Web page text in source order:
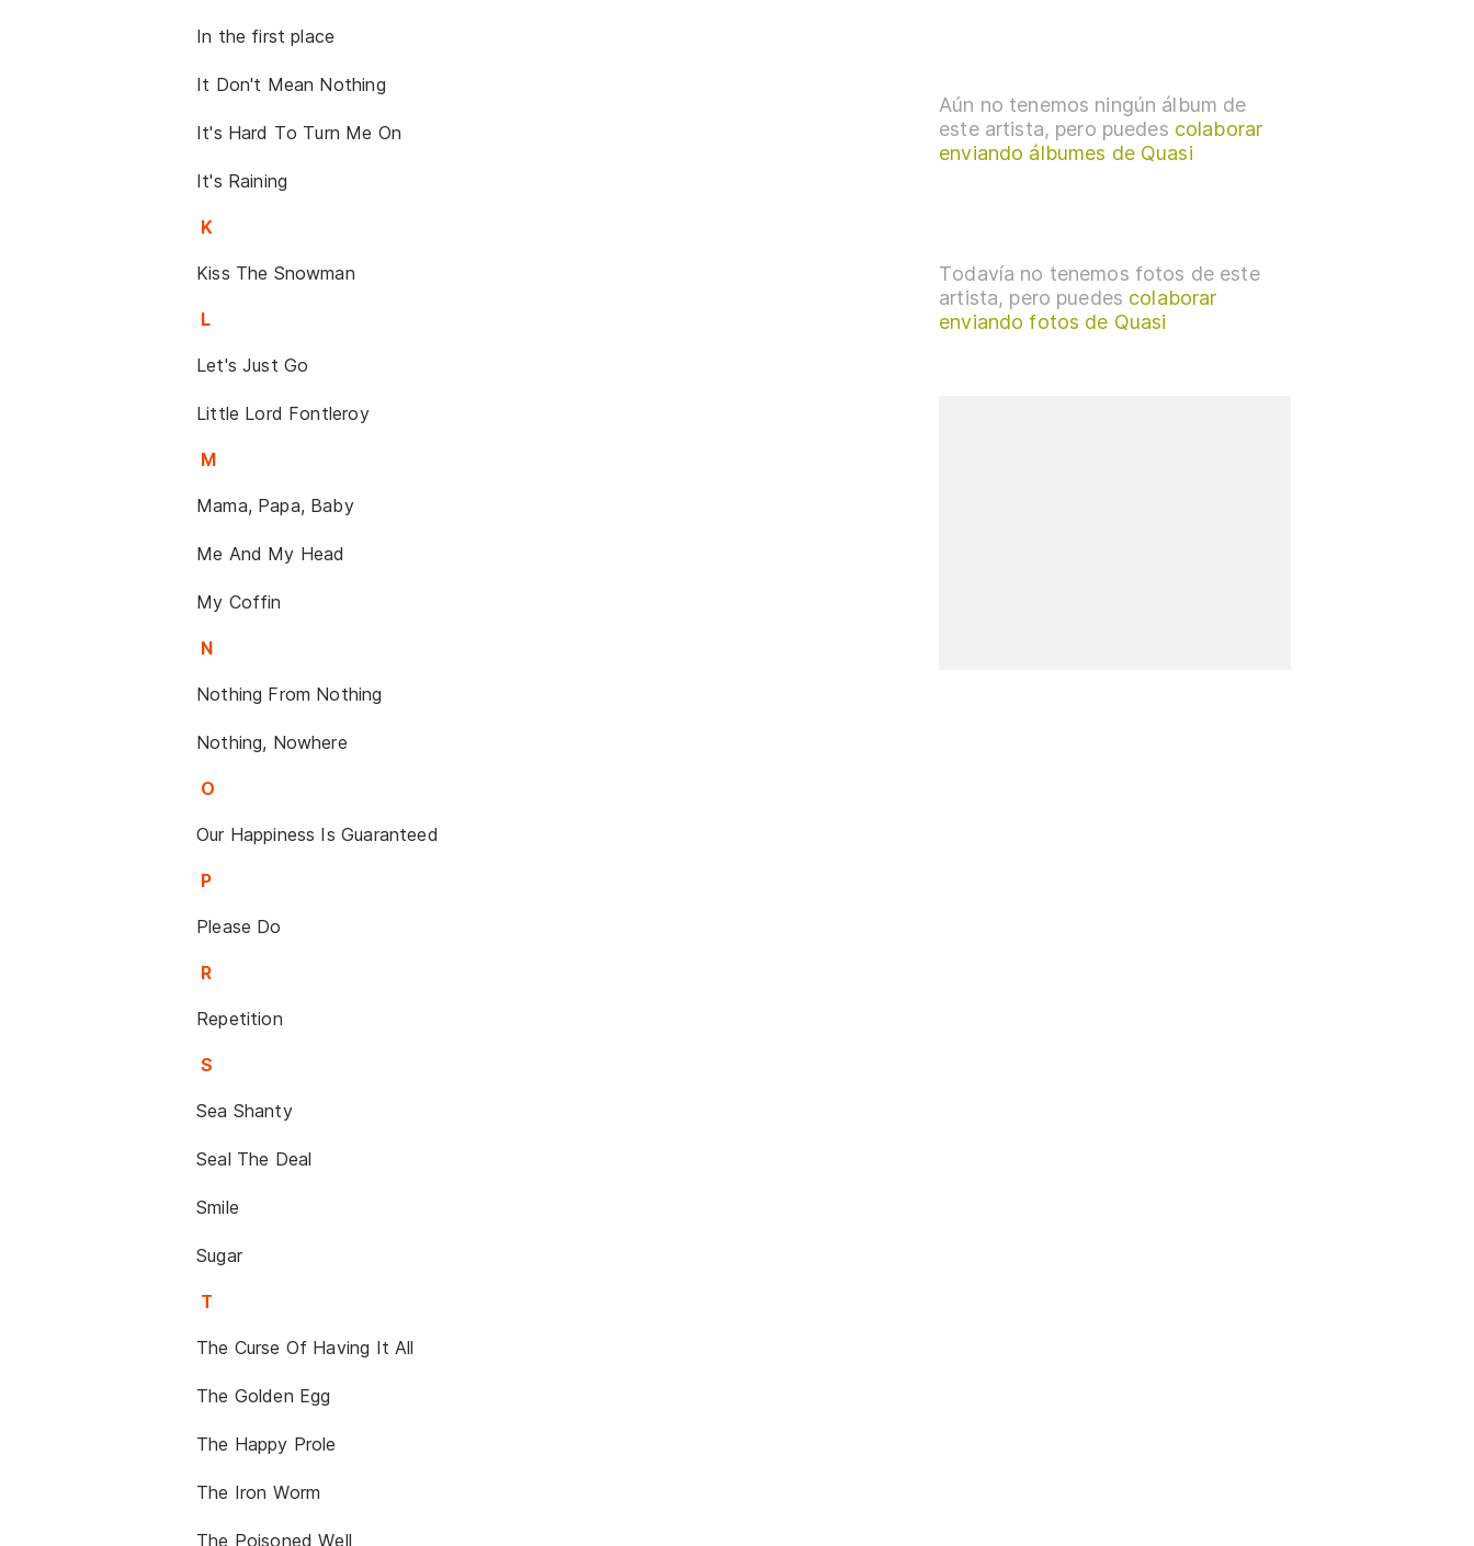
In the first place
It Don't Mean Nothing
It's Hard To Turn Me On
It's Raining
K
Kiss The Snowman
L
Let's Just Go
Little Lord Fontleroy
M
Mama, Papa, Baby
Me And My Head
My Coffin
N
Nothing From Nothing
Nothing, Nowhere
O
Our Happiness Is Guaranteed
P
Please Do
R
Repetition
S
Sea Shanty
Seal The Deal
Smile
Sugar
T
The Curse Of Having It All
The Golden Egg
The Happy Prole
The Iron Worm
The Poisoned Well
Aún no tenemos ningún álbum de
este artista, pero puedes colaborar
enviando álbumes de Quasi
Todavía no tenemos fotos de este
artista, pero puedes colaborar
enviando fotos de Quasi